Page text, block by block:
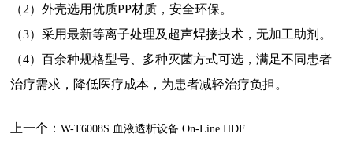
（2）外壳选用优质PP材质，安全环保。
（3）采用最新等离子处理及超声焊接技术，无加工助剂。
（4）百余种规格型号、多种灭菌方式可选，满足不同患者
治疗需求，降低医疗成本，为患者减轻治疗负担。
上一个：W-T6008S 血液透析设备 On-Line HDF